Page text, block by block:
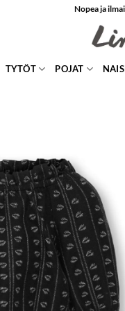
Nopea ja
TYTÖT POJAT
SUOSIKKEIHIN